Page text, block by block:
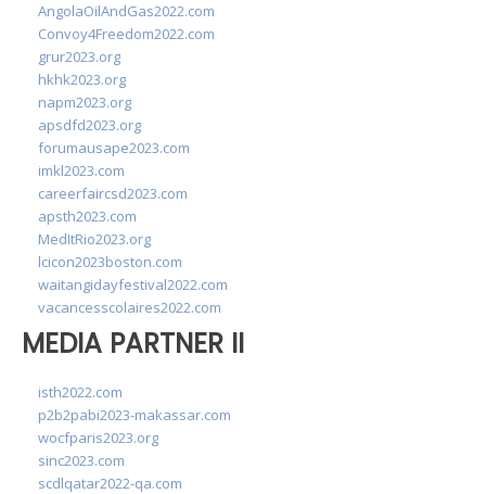
AngolaOilAndGas2022.com
Convoy4Freedom2022.com
grur2023.org
hkhk2023.org
napm2023.org
apsdfd2023.org
forumausape2023.com
imkl2023.com
careerfaircsd2023.com
apsth2023.com
MedItRio2023.org
lcicon2023boston.com
waitangidayfestival2022.com
vacancesscolaires2022.com
MEDIA PARTNER II
isth2022.com
p2b2pabi2023-makassar.com
wocfparis2023.org
sinc2023.com
scdlqatar2022-qa.com